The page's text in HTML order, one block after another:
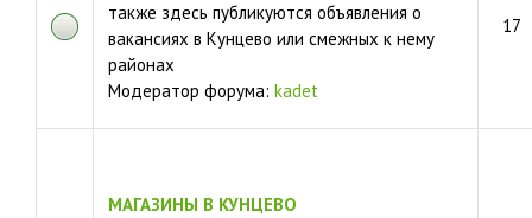
также здесь публикуются объявления о
вакансиях в Кунцево или смежных к нему
районах
Модератор форума: kadet
17
МАГАЗИНЫ В КУНЦЕВО